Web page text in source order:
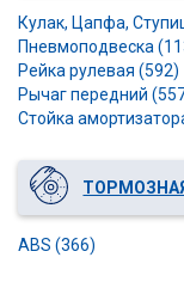
Кулак, Цапфа,
Пневмоподвеска
Рейка рулевая (592)
Рычаг передний
Стойка
ABS (366)